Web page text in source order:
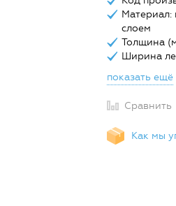
Материал:
слоем
Толщина
Ширина
показать ещё
Сравнить
Как мы